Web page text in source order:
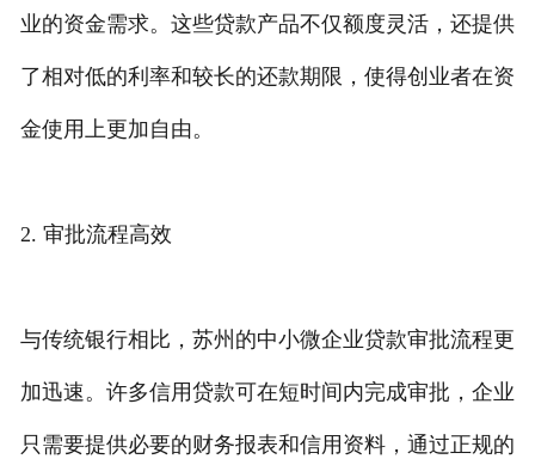
业的资金需求。这些贷款产品不仅额度灵活，还提供
了相对低的利率和较长的还款期限，使得创业者在资
金使用上更加自由。
2. 审批流程高效
与传统银行相比，苏州的中小微企业贷款审批流程更
加迅速。许多信用贷款可在短时间内完成审批，企业
只需要提供必要的财务报表和信用资料，通过正规的